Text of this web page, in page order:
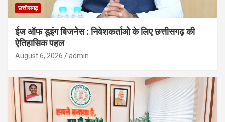
छत्तीसगढ़
ईज ऑफ डूइंग बिजनेस : निवेशकर्ताओ के लिए छत्तीसगढ़ की
ऐतिहासिक पहल
August 6, 2026 admin